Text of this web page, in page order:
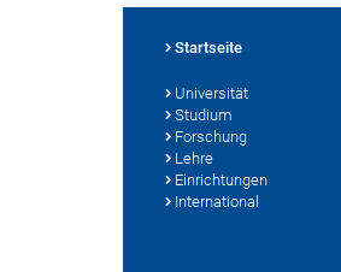
Startseite
Universität
Studium
Forschung
Lehre
Einrichtungen
International